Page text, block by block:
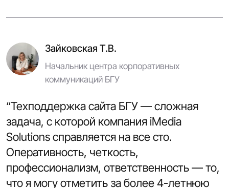
Зайковская Т.В.
Начальник центра корпоративных
коммуникаций БГУ
“Техподдержка сайта БГУ — сложная
задача, с которой компания iMedia
Solutions справляется на все сто.
Оперативность, четкость,
профессионализм, ответственность — то,
что я могу отметить за более 4-летнюю